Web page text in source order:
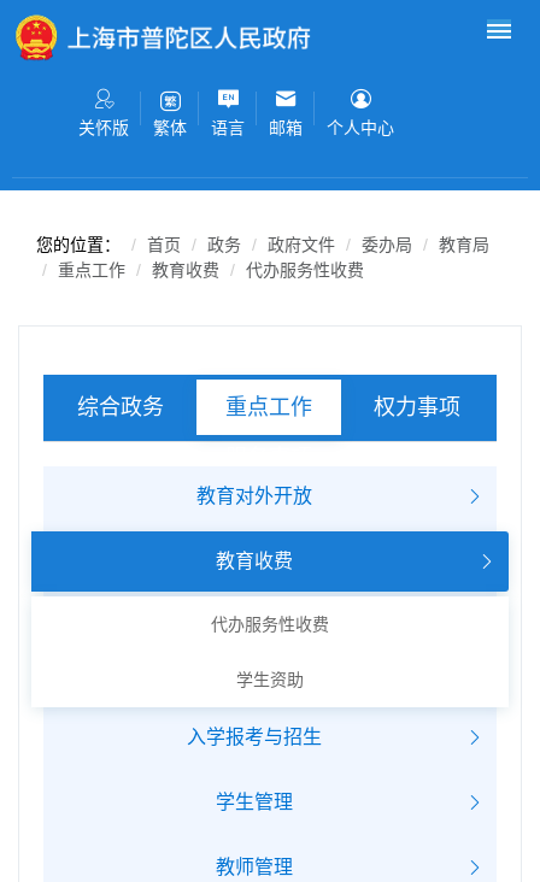
无障碍操作说明
关怀版 繁体 语言 邮箱 个人中心
您的位置： 首页 政务 政府文件 委办局
教育局
重点工作
教育收费 代办服务性收费
综合政务 重点工作 权力事项
教育对外开放
教育收费
代办服务性收费
学生资助
入学报考与招生
学生管理
教师管理